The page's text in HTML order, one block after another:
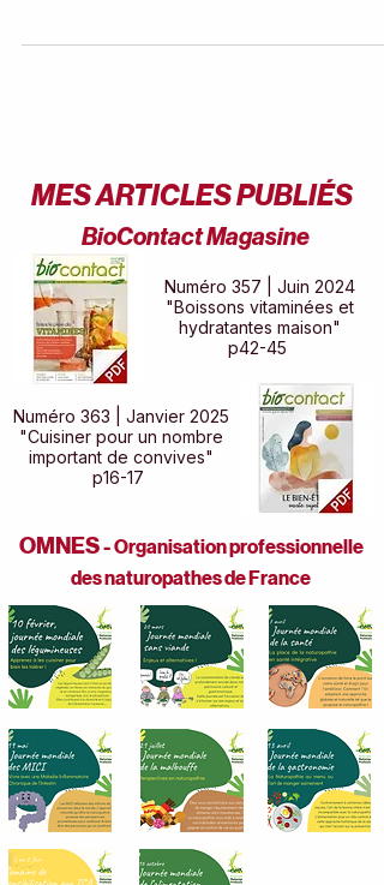
MES ARTICLES PUBLIÉS
BioContact Magasine
Numéro 357 | Juin 2024
"Boissons vitaminées et
hydratantes maison"
p42-45
Numéro 363 | Janvier 2025
"Cuisiner pour un nombre
important de convives"
p16-17
OMNES -Organisation professionnelle
des naturopathes de France